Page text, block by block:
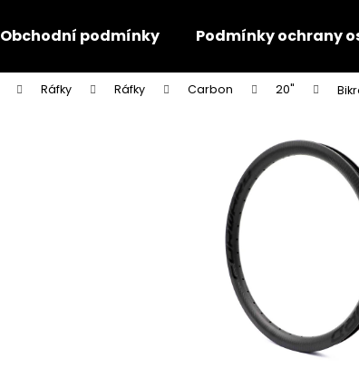
Obchodní podmínky Podmínky ochrany
Ráfky Ráfky Carbon 20"
Co potřebujete
Doporučujeme